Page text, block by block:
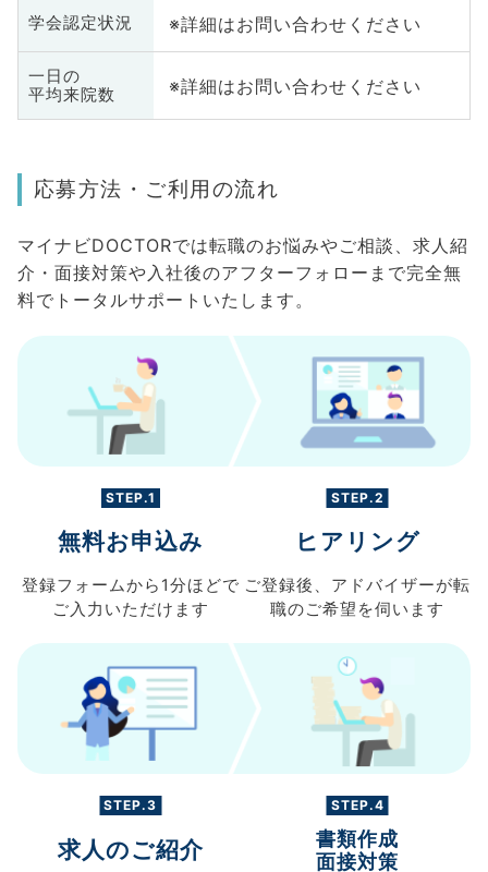
学会認定状況 ※詳細はお問い合わせください
一日の
平均来院数
※詳細はお問い合わせください
応募方法・ご利用の流れ
マイナビDOCTORでは転職のお悩みやご相談、求人紹
介・面接対策や入社後のアフターフォローまで完全無
料でトータルサポートいたします。
STEP.1
無料お申込み
登録フォームから 1分ほどで
ご入力 いただけます
STEP.2
ヒアリング
ご登録後、 アドバイザーが転
職のご希望を伺います
STEP.3
求人のご紹介
STEP.4
書類作成
面接対策